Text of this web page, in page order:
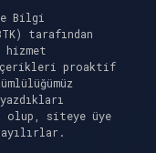
Bilgi
tarafından
hizmet
proaktif
olup, siteye üye